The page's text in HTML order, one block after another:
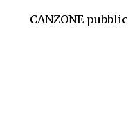
CANZONE